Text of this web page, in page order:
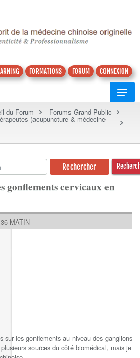
FORMATIONS FORUM CONNEXION
du Forum Forums Grand Public
(acupuncture & médecine
gonflements cervicaux en
MATIN
sur les gonflements au niveau des ganglions
sources du côté biomédical, mais je